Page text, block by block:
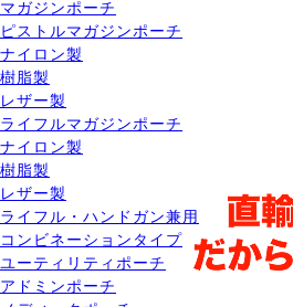
マガジンポーチ
ピストルマガジンポーチ
ナイロン製
樹脂製
レザー製
ライフルマガジンポーチ
ナイロン製
樹脂製
レザー製
ライフル・ハンドガン兼用
コンビネーションタイプ
ユーティリティポーチ
アドミンポーチ